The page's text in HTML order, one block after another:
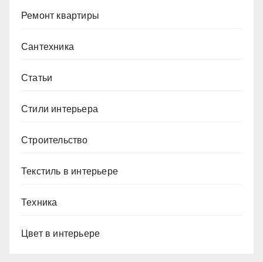
Ремонт квартиры
Сантехника
Статьи
Стили интерьера
Строительство
Текстиль в интерьере
Техника
Цвет в интерьере